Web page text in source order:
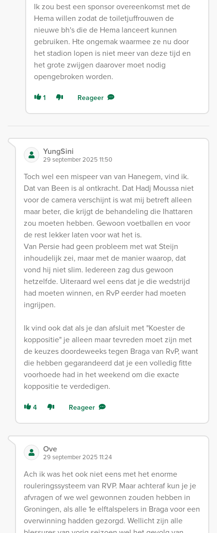
Ik zou best een sponsor overeenkomst met de
Hema willen zodat de toiletjuffrouwen de
nieuwe bh's die de Hema lanceert kunnen
gebruiken. Hte ongemak waarmee ze nu door
het stadion lopen is niet meer van deze tijd en
het grote zwijgen daarover moet nodig
opengebroken worden.
1 Reageer
YungSini
29 september 2025 11:50
Toch wel een mispeer van van Hanegem, vind ik.
Dat van Been is al ontkracht. Dat Hadj Moussa niet
voor de camera verschijnt is wat mij betreft alleen
maar beter, die krijgt de behandeling die Ihattaren
zou moeten hebben. Gewoon voetballen en voor
de rest lekker laten voor wat het is.
Van Persie had geen probleem met wat Steijn
inhoudelijk zei, maar met de manier waarop, dat
vond hij niet slim. Iedereen zag dus gewoon
hetzelfde. Uiteraard wel eens dat je die wedstrijd
had moeten winnen, en RvP eerder had moeten
ingrijpen.
Ik vind ook dat als je dan afsluit met "Koester de
koppositie" je alleen maar tevreden moet zijn met
de keuzes doordeweeks tegen Braga van RvP, want
die hebben gegarandeerd dat je een volledig fitte
voorhoede had in het weekend om die exacte
koppositie te verdedigen.
4 Reageer
Ove
29 september 2025 11:24
Ach ik was het ook niet eens met het enorme
rouleringssysteem van RVP. Maar achteraf kun je je
afvragen of we wel gewonnen zouden hebben in
Groningen, als alle 1e elftalspelers in Braga voor een
overwinning hadden gezorgd. Wellicht zijn alle